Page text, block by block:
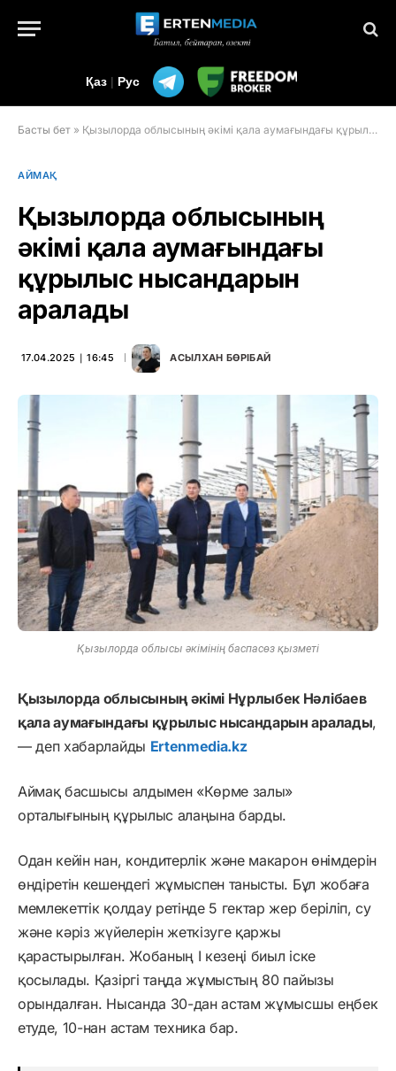
Қаз | Рус
Басты бет » Қызылорда облысының әкімі қала аумағындағы құрылыс нысандарын аралады
АЙМАҚ
Қызылорда облысының
әкімі қала аумағындағы
құрылыс нысандарын
аралады
17.04.2025 ∣ 16:45 АСЫЛХАН БӨРІБАЙ
Қызылорда облысы әкімінің баспасөз қызметі
Қызылорда облысының әкімі Нұрлыбек Нәлібаев
қала аумағындағы құрылыс нысандарын аралады,
— деп хабарлайды Ertenmedia.kz
Аймақ басшысы алдымен «Көрме залы»
орталығының құрылыс алаңына барды.
Одан кейін нан, кондитерлік және макарон өнімдерін
өндіретін кешендегі жұмыспен танысты. Бұл жобаға
мемлекеттік қолдау ретінде 5 гектар жер беріліп, су
және кәріз жүйелерін жеткізуге қаржы
қарастырылған. Жобаның І кезеңі биыл іске
қосылады. Қазіргі таңда жұмыстың 80 пайызы
орындалған. Нысанда 30-дан астам жұмысшы еңбек
етуде, 10-нан астам техника бар.